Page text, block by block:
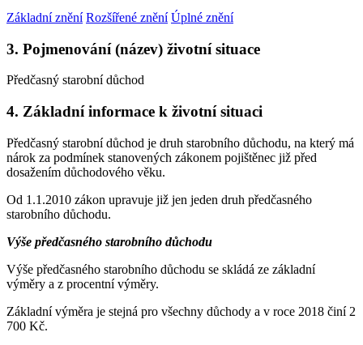
Základní znění Rozšířené znění Úplné znění
3. Pojmenování (název) životní situace
Předčasný starobní důchod
4. Základní informace k životní situaci
Předčasný starobní důchod je druh starobního důchodu, na který má
nárok za podmínek stanovených zákonem pojištěnec již před
dosažením důchodového věku.
Od 1.1.2010 zákon upravuje již jen jeden druh předčasného
starobního důchodu.
Výše předčasného starobního důchodu
Výše předčasného starobního důchodu se skládá ze základní
výměry a z procentní výměry.
Základní výměra je stejná pro všechny důchody a v roce 2018 činí 2
700 Kč.